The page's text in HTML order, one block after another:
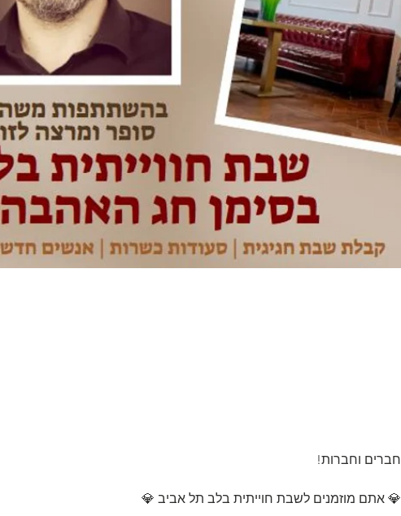
חברים וחברות!
💎 אתם מוזמנים לשבת חוייתית בלב תל אביב 💎